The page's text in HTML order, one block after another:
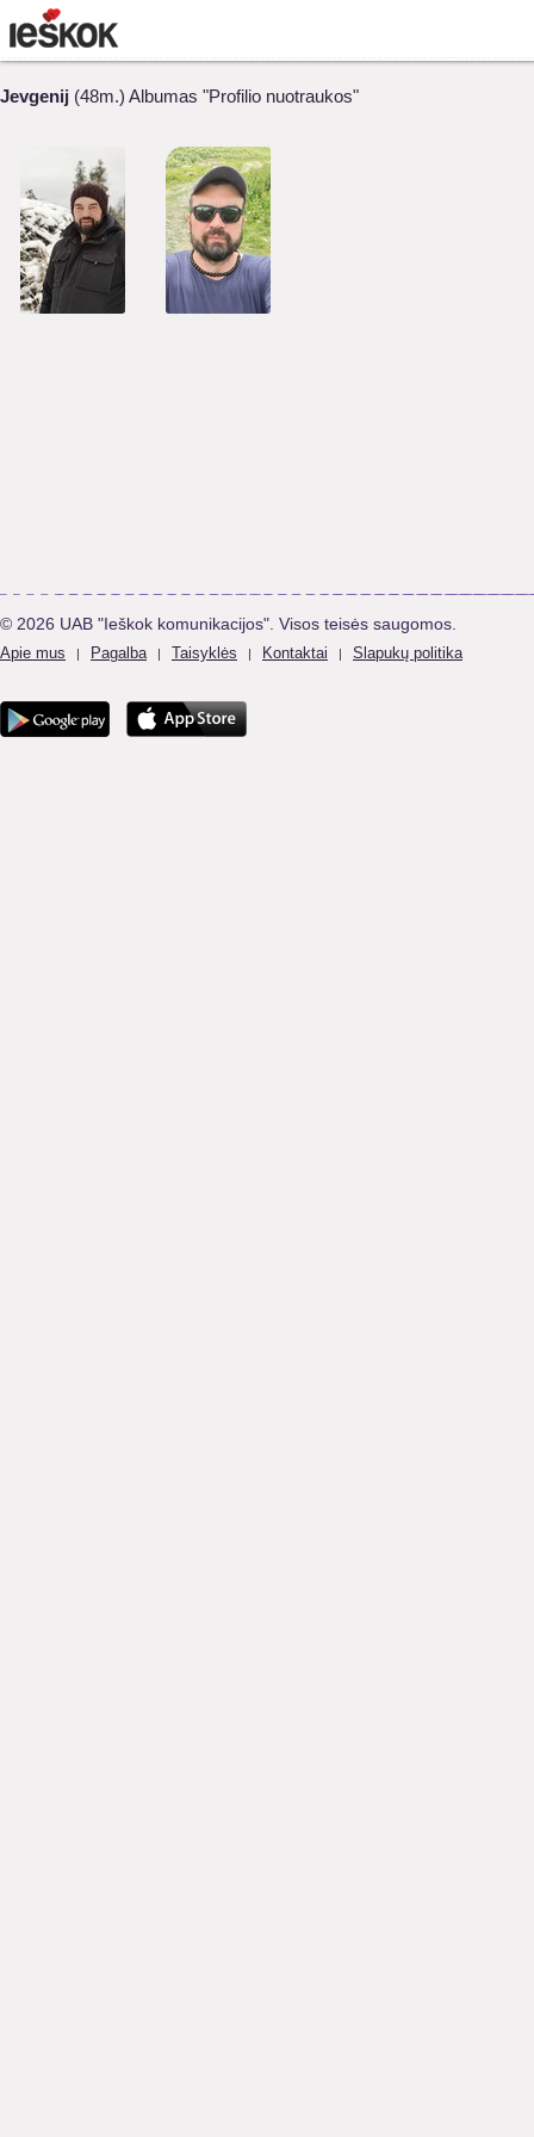
Jevgenij (48m.) Albumas "Profilio nuotraukos"
© 2026 UAB "Ieškok komunikacijos". Visos teisės saugomos.
Apie mus | Pagalba | Taisyklės | Kontaktai | Slapukų politika